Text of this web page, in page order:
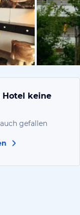
vom
Hotel keine
gefallen